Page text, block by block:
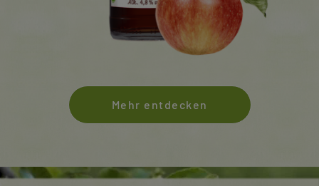
Mehr entdecken